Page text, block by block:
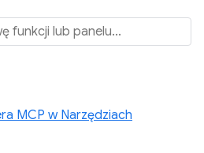
MCP w Narzędziach